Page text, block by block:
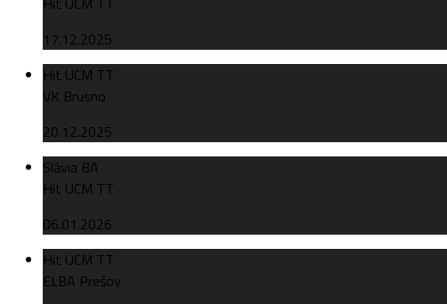
17.12.2025
Hit UCM TT
VK Brusno
20.12.2025
Slávia BA
Hit UCM TT
06.01.2026
Hit UCM TT
ELBA Prešov